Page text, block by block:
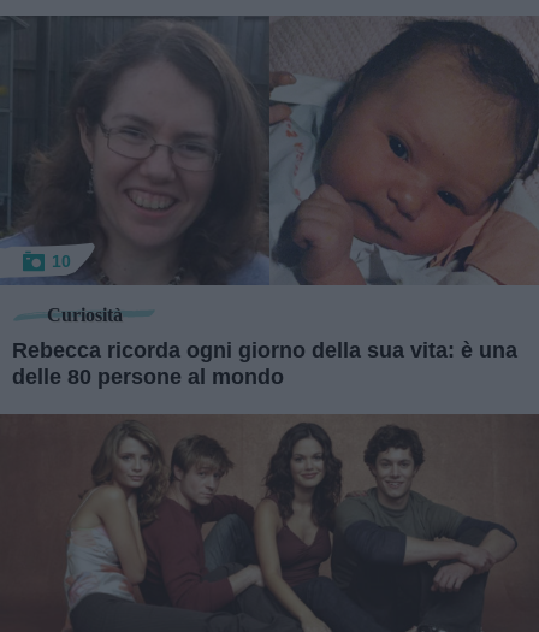
10
Curiosità
Rebecca ricorda ogni giorno della sua vita: è una
delle 80 persone al mondo